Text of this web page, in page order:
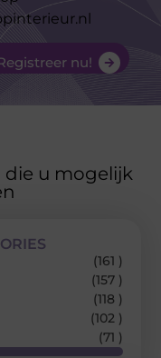
nu!
die u mogelijk
(161 )
(157 )
(118 )
(102 )
(71 )